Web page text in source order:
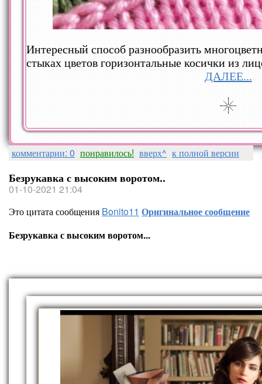
Интересный способ разнообразить
стыках цветов горизонтальные косички из
ДАЛЕЕ...
комментарии: 0 понравилось! вверх^ к полной версии
Безрукавка с высоким воротом..
01-10-2021 21:04
Это цитата сообщения Bonito11 Оригинальное сообщение
Безрукавка с высоким воротом...